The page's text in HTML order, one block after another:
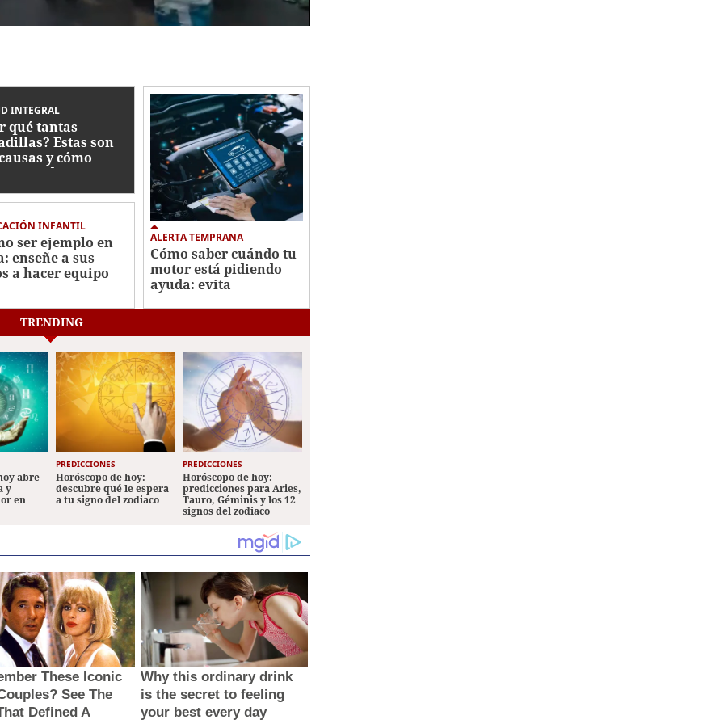
INTEGRAL
qué tantas
Estas son
y cómo
su descanso
INFANTIL
ser ejemplo en
enseñe a sus
a hacer equipo
ALERTA TEMPRANA
Cómo saber cuándo tu
motor está pidiendo
ayuda: evita
TRENDING
abre
y
en
PREDICCIONES
Horóscopo de hoy:
descubre qué le espera
a tu signo del zodiaco
PREDICCIONES
Horóscopo de hoy:
predicciones para Aries,
Tauro, Géminis y los 12
signos del zodiaco
These Iconic
See The
Defined A
Why this ordinary drink
is the secret to feeling
your best every day